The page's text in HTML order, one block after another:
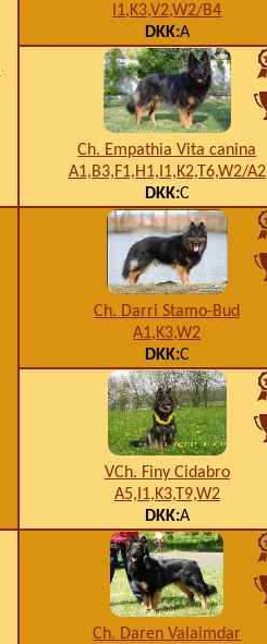
I1,K3,V2,W2/B4
DKK:A
Ch. Empathia Vita canina
A1,B3,F1,H1,I1,K2,T6,W2/A2
DKK:C
Ch. Darri Stamo-Bud
A1,K3,W2
DKK:C
VCh. Finy Cidabro
A5,I1,K3,T9,W2
DKK:A
Ch. Daren Valaimdar